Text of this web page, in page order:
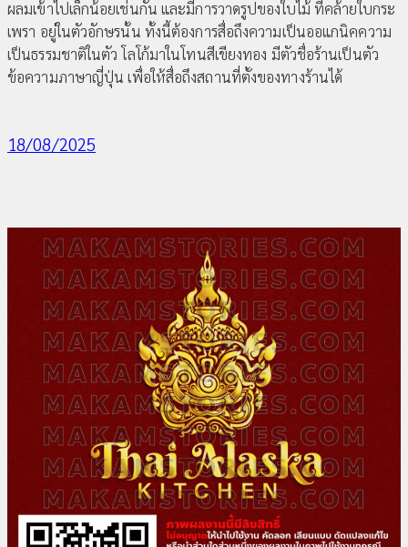
ผลมเข้าไปเล็กน้อยเช่นกัน และมีการวาดรูปของใบไม้ ที่คล้ายใบกระ
เพรา อยู่ในตัวอักษรนั้น ทั้งนี้ต้องการสื่อถึงความเป็นออแกนิคความ
เป็นธรรมชาติในตัว โลโก้มาในโทนสีเขียงทอง มีตัวชื่อร้านเป็นตัว
ข้อความภาษาญี่ปุ่น เพื่อให้สื่อถึงสถานที่ตั้งของทางร้านได้
18/08/2025